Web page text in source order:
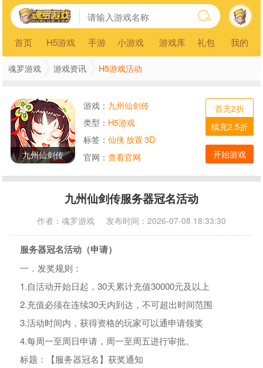
首页 H5游戏 手游 小游戏 游戏库 礼包 我的
魂罗游戏 游戏资讯 H5游戏活动
九州仙剑传
游戏： 九州仙剑传
类型： H5游戏
标签： 仙侠放置3D
官网： 查看官网
首充2折
续充2.5折
开始游戏
九州仙剑传服务器冠名活动
作者： 魂罗游戏 发布时间：2026-07-08 18:33:30
服务器冠名活动（申请）
一．发奖规则：
1.自活动开始日起，30天累计充值30000元及以上
2.充值必须在连续30天内到达，不可超出时间范围
3.活动时间内，获得资格的玩家可以通申请领奖
4.每周一至周日申请，周一至周五进行审批。
标题：【服务器冠名】获奖通知